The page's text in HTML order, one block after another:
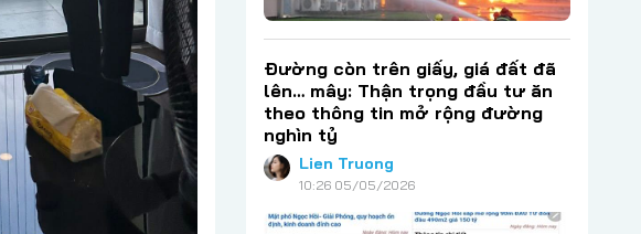
Đường còn trên giấy, giá đất đã
lên… mây: Thận trọng đầu tư ăn
theo thông tin mở rộng đường
nghìn tỷ
Lien Truong
10:26 05/05/2026